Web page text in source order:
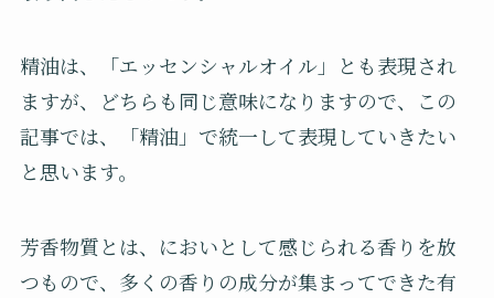
精油は、「エッセンシャルオイル」とも表現され
ますが、どちらも同じ意味になりますので、この
記事では、「精油」で統一して表現していきたい
と思います。
芳香物質とは、においとして感じられる香りを放
つもので、多くの香りの成分が集まってできた有